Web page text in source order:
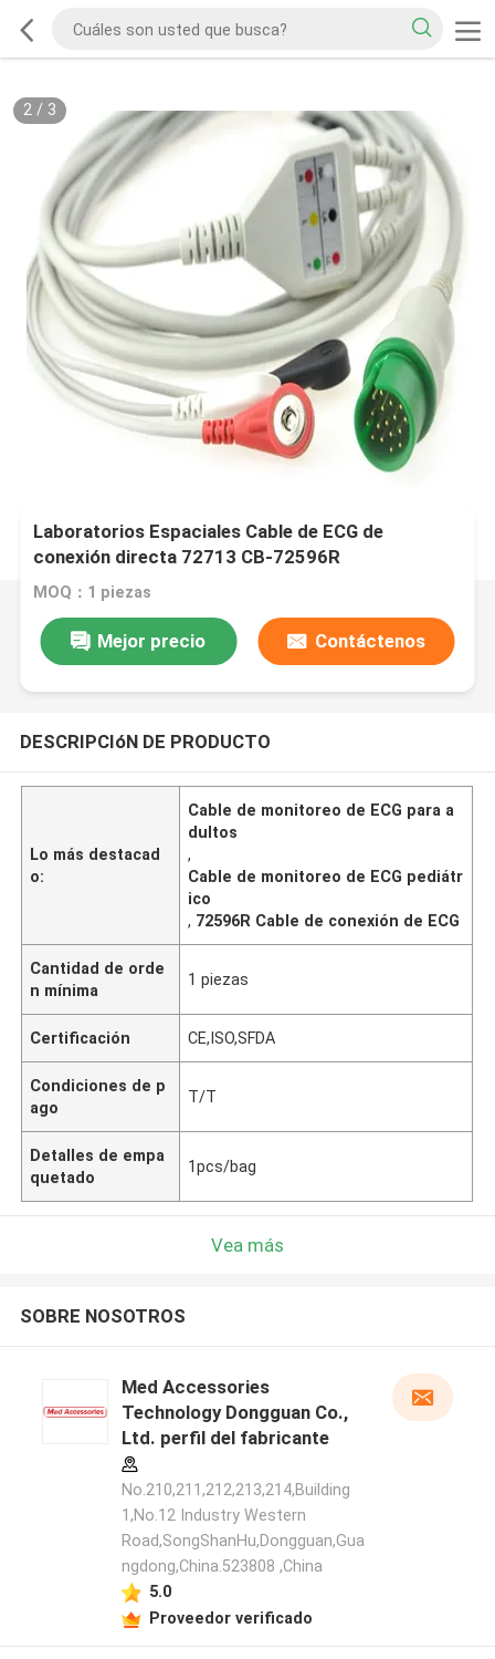
2/ 3
Laboratorios Espaciales Cable de ECG de
conexión directa 72713 CB-72596R
MOQ：1 piezas
Mejor precio Contáctenos
DESCRIPCIóN DE PRODUCTO
Lo más destacad
o:
Cable de monitoreo de ECG para a
dultos
,
Cable de monitoreo de ECG pediátr
ico
, 72596R Cable de conexión de ECG
Cantidad de orde
n mínima
1 piezas
Certificación CE,ISO,SFDA
Condiciones de p
ago
T/T
Detalles de empa
quetado
1pcs/bag
Vea más
SOBRE NOSOTROS
Med Accessories
Technology Dongguan Co.,
Ltd. perfil del fabricante
No.210,211,212,213,214,Building
1,No.12 Industry Western
Road,SongShanHu,Dongguan,Gua
ngdong,China.523808 ,China
5.0
Proveedor verificado